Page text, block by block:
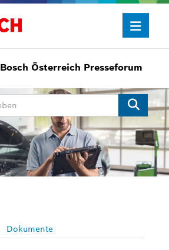
Bosch Österreich Presseforum
Dokumente